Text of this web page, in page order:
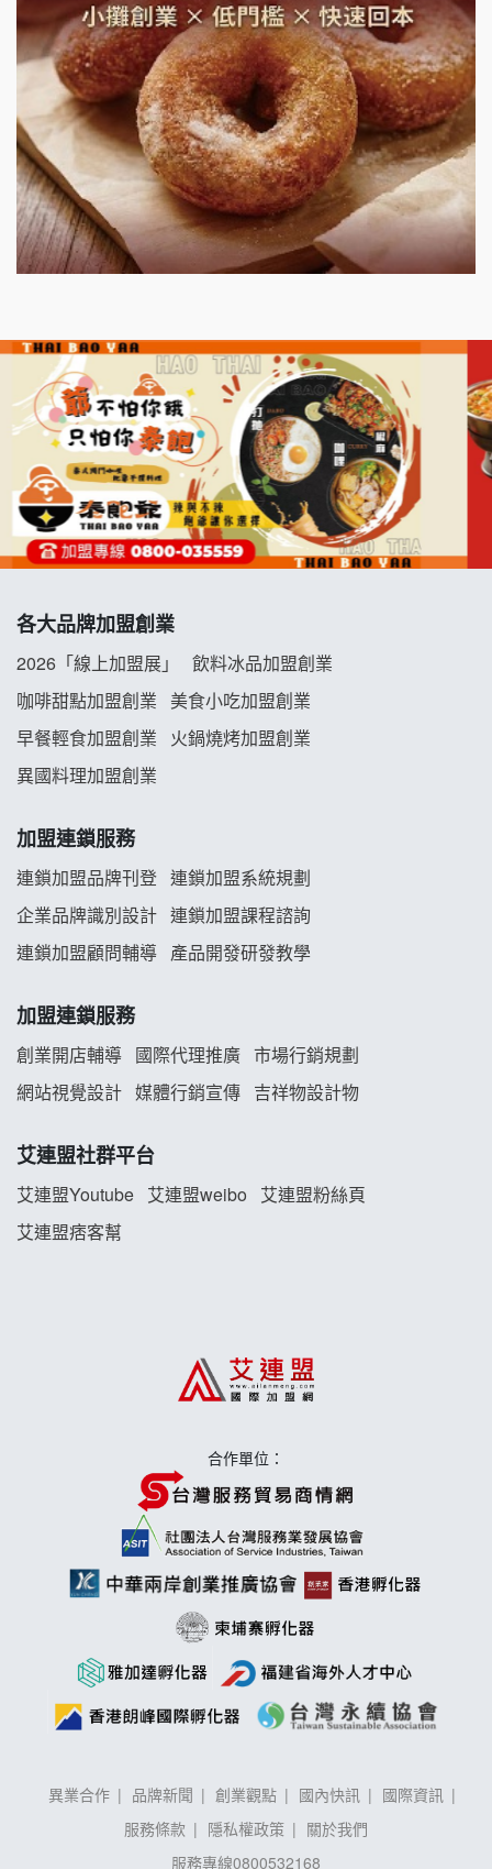
鮮茶道加盟說明會
微風亭鐵板燒加盟說明會
漫步藍咖啡加盟說明會
明石章魚燒加盟說明會
出櫃加盟說明會
七盞茶加盟說明會
拉亞漢堡加盟說明會
杜芳子古味茶鋪加盟說明會
優握握×酸奶大獅加盟說明會
阿性情趣無人販售所加盟明會
龍涎居好湯加盟說明會
韓金量加盟說明會
義氣豐發雞加盟說明會
白鬍泡泡 BOHO POPO加盟說明會
雞咕雞咕加盟說明會
TEA TOP加盟說明會
珍好味臭臭鍋加盟說明會
藍象廷泰式火鍋加盟說明會
手作功夫茶加盟說明會
各大品牌加盟創業
2026「線上加盟展」
飲料冰品加盟創業
咖啡甜點加盟創業
美食小吃加盟創業
早餐輕食加盟創業
火鍋燒烤加盟創業
異國料理加盟創業
加盟連鎖服務
連鎖加盟品牌刊登 連鎖加盟系統規劃
企業品牌識別設計 連鎖加盟課程諮詢
連鎖加盟顧問輔導 產品開發研發教學
加盟連鎖服務
創業開店輔導 國際代理推廣 市場行銷規劃
網站視覺設計 媒體行銷宣傳 吉祥物設計物
艾連盟社群平台
艾連盟Youtube 艾連盟weibo
艾連盟粉絲頁
艾連盟痞客幫
合作單位：
異業合作 品牌新聞 創業觀點 國內快訊
國際資訊
服務條款
隱私權政策
關於我們
服務專線0800532168